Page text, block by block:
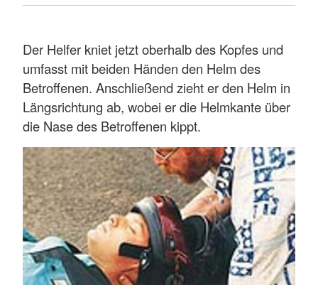
Der Helfer kniet jetzt oberhalb des Kopfes und
umfasst mit beiden Händen den Helm des
Betroffenen. Anschließend zieht er den Helm in
Längsrichtung ab, wobei er die Helmkante über
die Nase des Betroffenen kippt.